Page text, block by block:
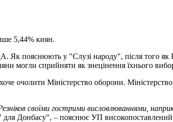
5,44% киян.
Як пояснюють у "Слузі народу", після того
могли сприйняти як знецінення їхнього
очолити Міністерство оборони.
своїми гострими висловлюваннями,
для Донбасу", – пояснює УП